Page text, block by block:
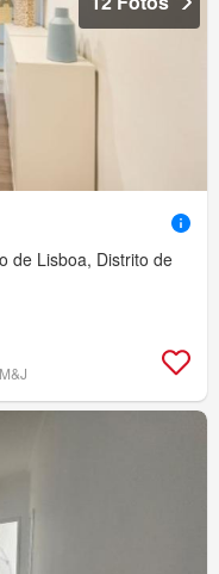
de Lisboa, Distrito de